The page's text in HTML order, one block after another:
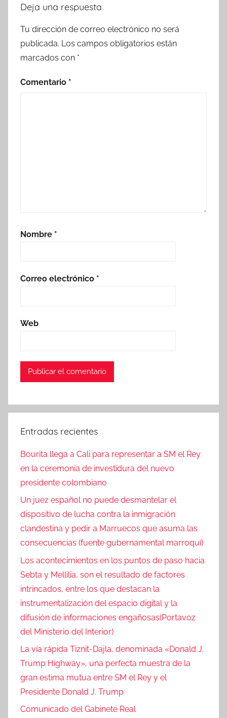
Deja una respuesta
Tu dirección de correo electrónico no será
publicada. Los campos obligatorios están
marcados con *
Comentario *
Nombre *
Correo electrónico *
Web
Entradas recientes
Bourita llega a Cali para representar a SM el Rey
en la ceremonia de investidura del nuevo
presidente colombiano
Un juez español no puede desmantelar el
dispositivo de lucha contra la inmigración
clandestina y pedir a Marruecos que asuma las
consecuencias (fuente gubernamental marroquí)
Los acontecimientos en los puntos de paso hacia
Sebta y Mellilia, son el resultado de factores
intrincados, entre los que destacan la
instrumentalización del espacio digital y la
difusión de informaciones engañosas(Portavoz
del Ministerio del Interior)
La vía rápida Tiznit-Dajla, denominada «Donald J.
Trump Highway», una perfecta muestra de la
gran estima mutua entre SM el Rey y el
Presidente Donald J. Trump
Comunicado del Gabinete Real